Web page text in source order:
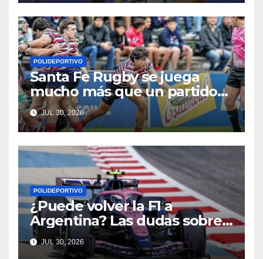
POLIDEPORTIVO
Santa Fe Rugby se juega
mucho más que un partido
en Córdoba
JUL 30, 2026
POLIDEPORTIVO
¿Puede volver la F1 a
Argentina? Las dudas sobre
Qatar y Abu Dabi reavivan la
ilusión
JUL 30, 2026